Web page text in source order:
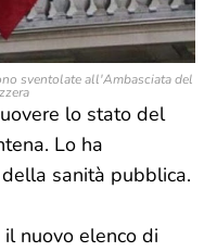
sventolate all'Ambasciata del
lo stato del
Lo ha
sanità pubblica.
nuovo elenco di